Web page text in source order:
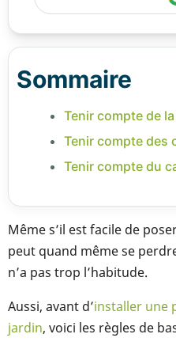
Sommaire
Tenir compte de
Tenir compte des
Tenir compte du
Même s’il est facile de
peut quand même se
n’a pas trop l’habitude.
Aussi, avant d’installer une
jardin, voici les règles de